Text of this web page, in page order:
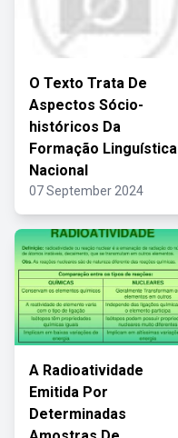
O Texto Trata De
Aspectos Sócio-
históricos Da
Formação Linguística
Nacional
07 September 2024
A Radioatividade
Emitida Por
Determinadas